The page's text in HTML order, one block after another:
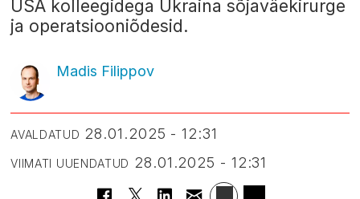
USA kolleegidega Ukraina sõjaväekirurge
ja operatsiooniõdesid.
Madis Filippov
AVALDATUD 28.01.2025 - 12:31
VIIMATI UUENDATUD 28.01.2025 - 12:31